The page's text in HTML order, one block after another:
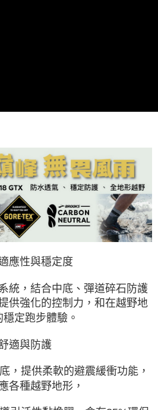
應性與穩定度
統，結合中底、彈道碎石防護
供強化的控制力，和在越野地
定跑步體驗。
適與防護
，提供柔軟的避震緩衝功能，
各種越野地形，